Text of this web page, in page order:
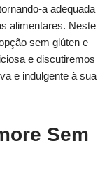
a adequada
alimentares. Neste
sem glúten e
e discutiremos
e indulgente à sua
Sem